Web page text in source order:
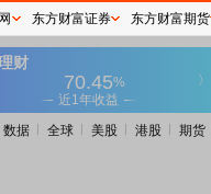
数据 全球 美股 港股 期货
东方财富证券 东方财富期货